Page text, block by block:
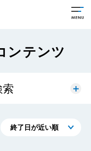
ンテンツ
終了日が近い順